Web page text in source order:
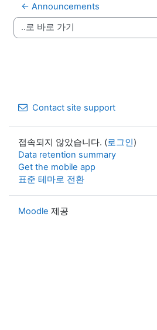
← Announcements
..로 바로 가기
Contact site support
접속되지 않았습니다. (로그인)
Data retention summary
Get the mobile app
표준 테마로 전환
Moodle 제공